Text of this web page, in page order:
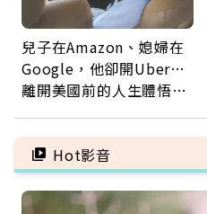
兒子在Amazon、媳婦在
Google，他卻開Uber…
離開美國前的人生體悟：
Hot影音